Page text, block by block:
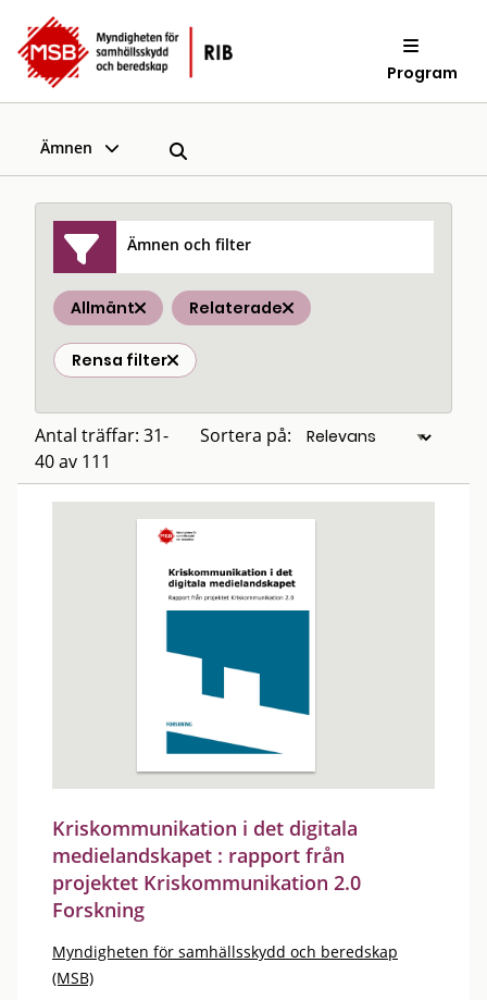
Program
Ämnen
Ämnen och filter
Allmänt Relaterade
Rensa filter
Antal träffar: 31-
40 av 111
Sortera på:
Kriskommunikation i det digitala
medielandskapet : rapport från
projektet Kriskommunikation 2.0
Forskning
Myndigheten för samhällsskydd och beredskap
(MSB)